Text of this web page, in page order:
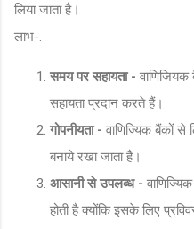
लिया जाता है।
लाभ-.
समय पर सहायता - वाणिजियक
सहायता प्रदान करते हैं।
गोपनीयता - वाणिज्यिक बैंकों
बनाये रखा जाता है।
आसानी से उपलब्ध -
होती है क्योंकि इसके लिए